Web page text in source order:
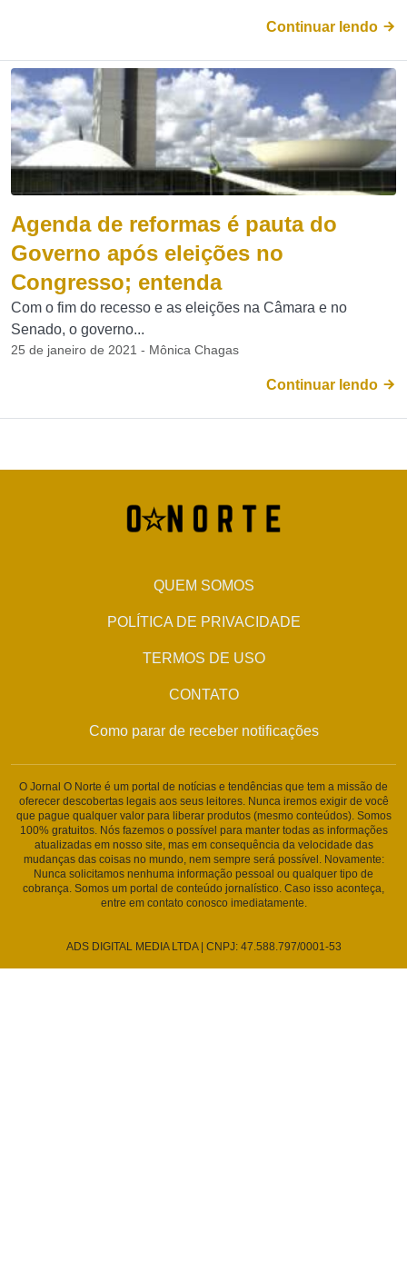
Continuar lendo
Agenda de reformas é pauta do
Governo após eleições no
Congresso; entenda
Com o fim do recesso e as eleições na Câmara e no
Senado, o governo...
25 de janeiro de 2021 - Mônica Chagas
Continuar lendo
QUEM SOMOS
POLÍTICA DE PRIVACIDADE
TERMOS DE USO
CONTATO
Como parar de receber notificações
O Jornal O Norte é um portal de notícias e tendências que tem a missão de
oferecer descobertas legais aos seus leitores. Nunca iremos exigir de você
que pague qualquer valor para liberar produtos (mesmo conteúdos). Somos
100% gratuitos. Nós fazemos o possível para manter todas as informações
atualizadas em nosso site, mas em consequência da velocidade das
mudanças das coisas no mundo, nem sempre será possível. Novamente:
Nunca solicitamos nenhuma informação pessoal ou qualquer tipo de
cobrança. Somos um portal de conteúdo jornalístico. Caso isso aconteça,
entre em contato conosco imediatamente.
ADS DIGITAL MEDIA LTDA | CNPJ: 47.588.797/0001-53